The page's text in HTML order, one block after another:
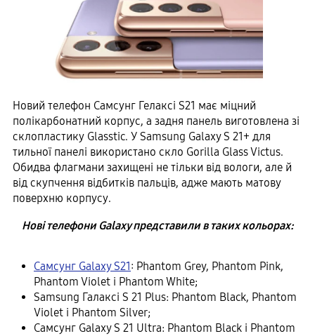
Новий телефон Самсунг Гелаксі S21 має міцний
полікарбонатний корпус, а задня панель виготовлена ​​зі
склопластику Glasstic. У Samsung Galaxy S 21+ для
тильної панелі використано скло Gorilla Glass Victus.
Обидва флагмани захищені не тільки від вологи, але й
від скупчення відбитків пальців, адже мають матову
поверхню корпусу.
Нові телефони Galaxy представили в таких кольорах:
Самсунг Galaxy S21: Phantom Grey, Phantom Pink,
Phantom Violet і Phantom White;
Samsung Галаксі S 21 Plus: Phantom Black, Phantom
Violet і Phantom Silver;
Самсунг Galaxy S 21 Ultra: Phantom Black і Phantom